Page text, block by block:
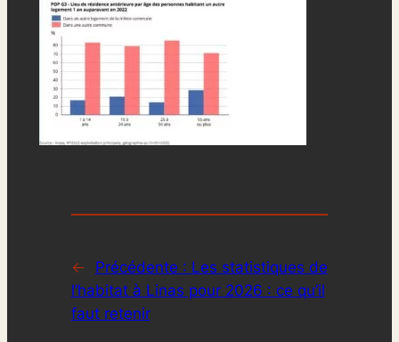
← Précédente : Les statistiques de
l’habitat à Linas pour 2026 : ce qu’il
faut retenir